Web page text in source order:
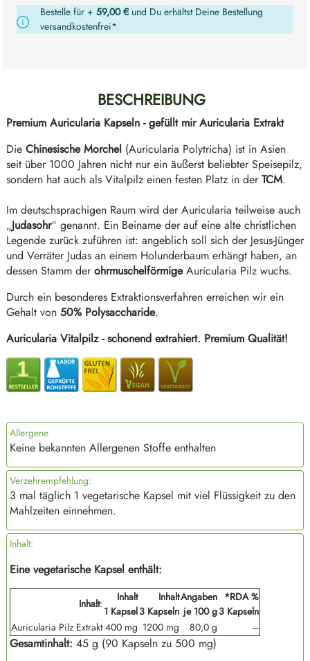
Bestelle für +59,00 € und Du erhältst Deine Bestellung
versandkostenfrei*
BESCHREIBUNG
Premium Auricularia Kapseln - gefüllt mir Auricularia Extrakt
Die Chinesische Morchel (Auricularia Polytricha) ist in Asien
seit über 1000 Jahren nicht nur ein äußerst beliebter Speisepilz,
sondern hat auch als Vitalpilz einen festen Platz in derTCM.
Im deutschsprachigen Raum wird der Auricularia teilweise auch
„Judasohr“ genannt. Ein Beiname der auf eine alte christlichen
Legende zurück zuführen ist: angeblich soll sich der Jesus-Jünger
und Verräter Judas an einem Holunderbaum erhängt haben, an
dessen Stamm derohrmuschelförmigeAuricularia Pilz wuchs.
Durch ein besonderes Extraktionsverfahren erreichen wir ein
Gehalt von 50% Polysaccharide.
Auricularia Vitalpilz - schonend extrahiert. Premium Qualität!
Allergene
Keine bekannten Allergenen Stoffe enthalten
Verzehrempfehlung:
3 mal täglich 1 vegetarische Kapsel mit viel Flüssigkeit zu den
Mahlzeiten einnehmen.
Inhalt:
Eine vegetarische Kapsel enthält:
Inhalt:
Inhalt
1 Kapsel
Inhalt
3 Kapseln
Angaben
je 100 g
*RDA %
3 Kapseln
Auricularia Pilz Extrakt 400 mg 1200 mg 80,0 g ---
Gesamtinhalt: 45 g (90 Kapseln zu 500 mg)